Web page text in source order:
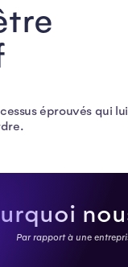
éprouvés qui
Par rapport à une